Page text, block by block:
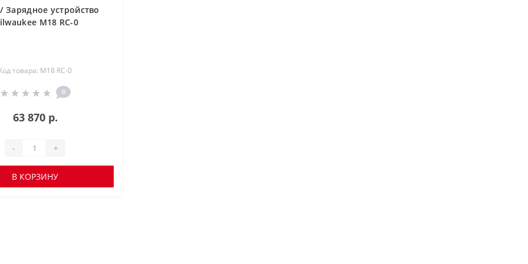
Зарядное устройство
M18 RC-0
товара: M18 RC-0
0
63 870 р.
- +
В КОРЗИНУ